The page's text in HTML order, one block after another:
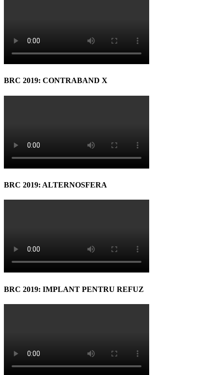
BRC 2019: CONTRABAND X
BRC 2019: ALTERNOSFERA
BRC 2019: IMPLANT PENTRU REFUZ